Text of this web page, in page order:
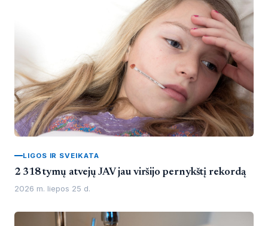
LIGOS IR SVEIKATA
2 318 tymų atvejų JAV jau viršijo pernykštį rekordą
2026 m. liepos 25 d.